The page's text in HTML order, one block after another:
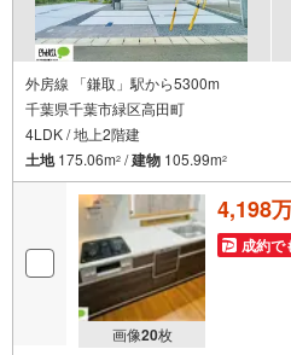
外房線 「鎌取」駅から5300m
千葉県千葉市緑区高田町
4LDK / 地上2階建
土地175.06m2 /建物 105.99m2
画像20枚
4,198
成約で